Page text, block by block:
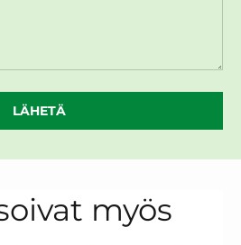
LÄHETÄ
myös